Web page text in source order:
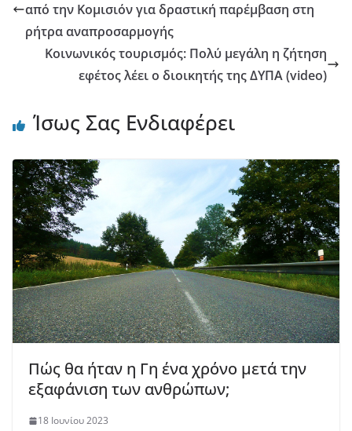
από την Κομισιόν για δραστική παρέμβαση στη
ρήτρα αναπροσαρμογής
Κοινωνικός τουρισμός: Πολύ μεγάλη η ζήτηση
εφέτος λέει ο διοικητής της ΔΥΠΑ (video)
Ίσως Σας Ενδιαφέρει
Πώς θα ήταν η Γη ένα χρόνο μετά την
εξαφάνιση των ανθρώπων;
18 Ιουνίου 2023